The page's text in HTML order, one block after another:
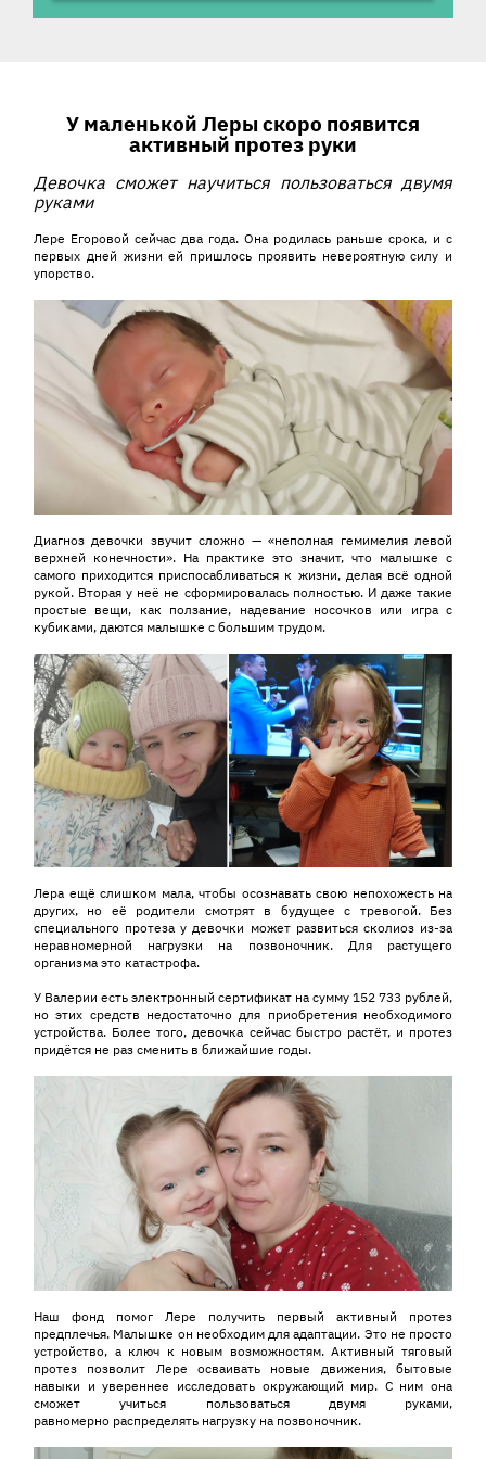
У маленькой Леры скоро появится
активный протез руки
Девочка сможет научиться пользоваться двумя
руками
Лере Егоровой сейчас два года. Она родилась раньше срока, и с
первых дней жизни ей пришлось проявить невероятную силу и
упорство.
Диагноз девочки звучит сложно — «неполная гемимелия левой
верхней конечности». На практике это значит, что малышке с
самого приходится приспосабливаться к жизни, делая всё одной
рукой. Вторая у неё не сформировалась полностью. И даже такие
простые вещи, как ползание, надевание носочков или игра с
кубиками, даются малышке с большим трудом.
Лера ещё слишком мала, чтобы осознавать свою непохожесть на
других, но её родители смотрят в будущее с тревогой. Без
специального протеза у девочки может развиться сколиоз из-за
неравномерной нагрузки на позвоночник. Для растущего
организма это катастрофа.
У Валерии есть электронный сертификат на сумму 152 733 рублей,
но этих средств недостаточно для приобретения необходимого
устройства. Более того, девочка сейчас быстро растёт, и протез
придётся не раз сменить в ближайшие годы.
Наш фонд помог Лере получить первый активный протез
предплечья. Малышке он необходим для адаптации. Это не просто
устройство, а ключ к новым возможностям. Активный тяговый
протез позволит Лере осваивать новые движения, бытовые
навыки и увереннее исследовать окружающий мир. С ним она
сможет учиться пользоваться двумя руками,
равномерно распределять нагрузку на позвоночник.